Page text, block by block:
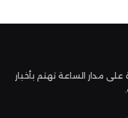
على مدار الساعة تهتم بأخبار